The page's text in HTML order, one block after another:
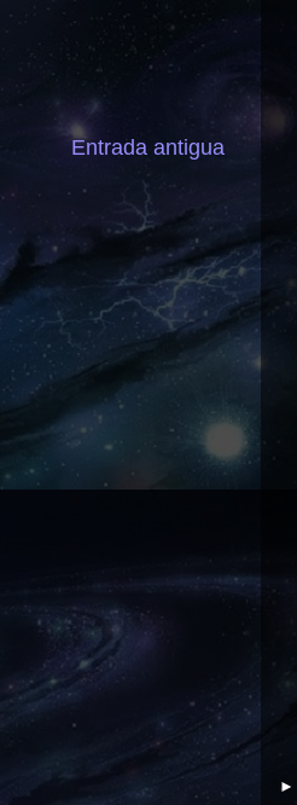
Entrada antigua
►